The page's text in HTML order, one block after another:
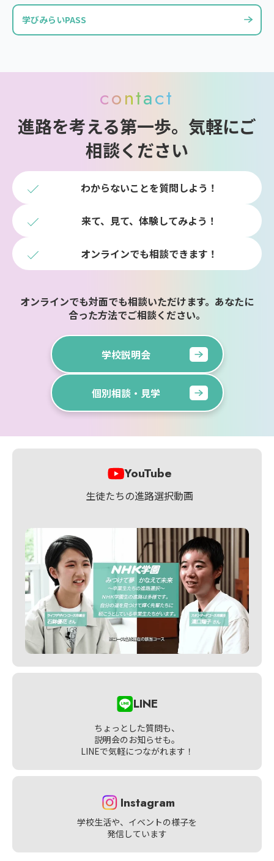
学びみらいPASS
contact
進路を考える第一歩。気軽にご
相談ください
わからないことを質問しよう！
来て、見て、体験してみよう！
オンラインでも相談できます！
オンラインでも対面でも相談いただけます。あなたに
合った方法でご相談ください。
学校説明会
個別相談・見学
YouTube
生徒たちの進路選択動画
LINE
ちょっとした質問も、
説明会のお知らせも。
LINEで気軽につながれます！
Instagram
学校生活や、イベントの様子を
発信しています